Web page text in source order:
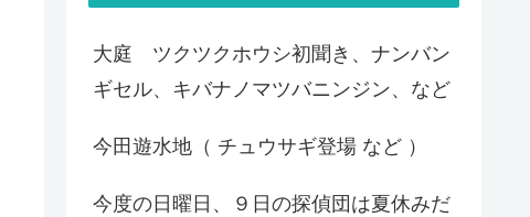
大庭 ツクツクホウシ初聞き、ナンバン
ギセル、キバナノマツバニンジン、など
今田遊水地（ チュウサギ登場 など ）
今度の日曜日、９日の探偵団は夏休みだ